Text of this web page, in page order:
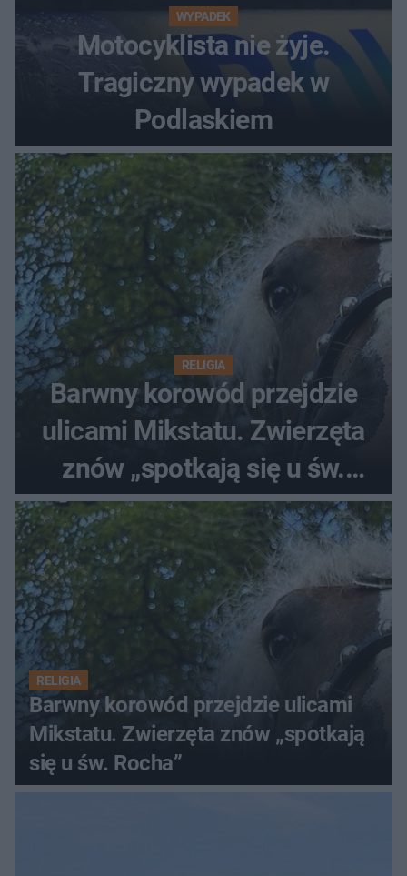
WYPADEK
Motocyklista nie żyje.
Tragiczny wypadek w
Podlaskiem
RELIGIA
Barwny korowód przejdzie
ulicami Mikstatu. Zwierzęta
znów „spotkają się u św.
Rocha”
RELIGIA
Barwny korowód przejdzie ulicami
Mikstatu. Zwierzęta znów „spotkają
się u św. Rocha”